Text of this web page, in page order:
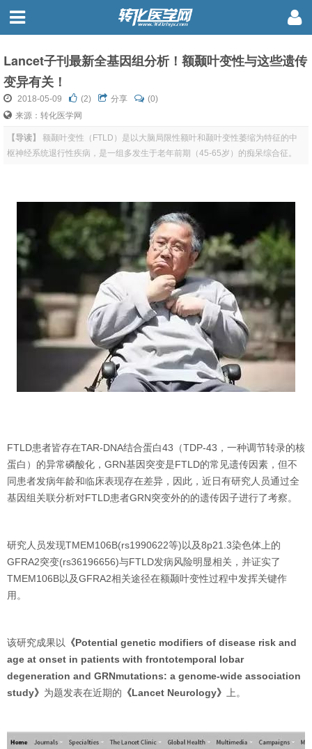
Lancet子刊最新全基因组分析！额颞叶变性与这些遗传
变异有关！
2018-05-09 (2) 分享
(0)
来源：转化医学网
【导读】
额颞叶变性（FTLD）是以大脑局限性额叶和颞叶变性萎缩为特征的中
枢神经系统退行性疾病，是一组多发生于老年前期（45-65岁）的痴呆综合征。
FTLD患者皆存在TAR-DNA结合蛋白43（TDP-43，一种调节转录的核
蛋白）的异常磷酸化，GRN基因突变是FTLD的常见遗传因素，但不
同患者发病年龄和临床表现存在差异，因此，近日有研究人员通过全
基因组关联分析对FTLD患者GRN突变外的的遗传因子进行了考察。
研究人员发现TMEM106B(rs1990622等)以及8p21.3染色体上的
GFRA2突变(rs36196656)与FTLD发病风险明显相关，并证实了
TMEM106B以及GFRA2相关途径在额颞叶变性过程中发挥关键作
用。
该研究成果以
《Potential genetic modifiers of disease risk and
age at onset in patients with frontotemporal lobar
degeneration and GRNmutations: a genome-wide association
study》 为题发表在近期的 《Lancet Neurology》 上。